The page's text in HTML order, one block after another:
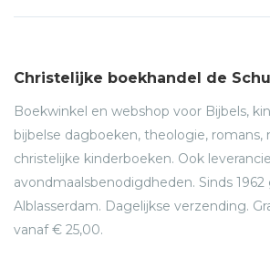
Christelijke boekhandel de
Boekwinkel en webshop voor Bijbels,
bijbelse dagboeken, theologie, romans,
christelijke kinderboeken. Ook
avondmaalsbenodigdheden. Sinds
Alblasserdam. Dagelijkse verzending.
vanaf € 25,00.